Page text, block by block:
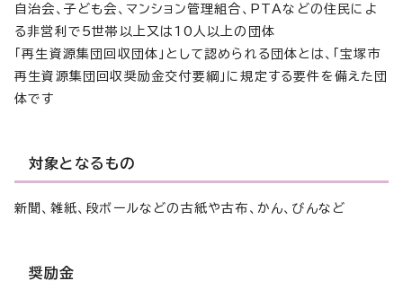
自治会、子ども会、マンション管理組合、PTAなどの住民によ
る非営利で5世帯以上又は10人以上の団体
「再生資源集団回収団体」として認められる団体とは、「宝塚市
再生資源集団回収奨励金交付要綱」に規定する要件を備えた団
体です
対象となるもの
新聞、雑紙、段ボールなどの古紙や古布、かん、びんなど
奨励金